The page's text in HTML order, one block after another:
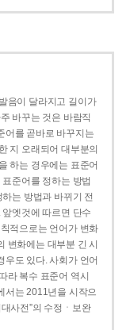
음이 달라지고 길이가
바꾸는 것은 바람직
어를 곧바로 바꾸지는
지 오래되어 대부분의
하는 경우에는 표준어
준어를 정하는 방법
는 방법과 바뀌기 전
엣것에 따르면 단수
적으로는 언어가 변화
변화에는 대부분 긴 시
우도 있다. 사회가 언어
라 복수 표준어 역시
서는 2011년을 시작으
사전”의 수정ㆍ보완